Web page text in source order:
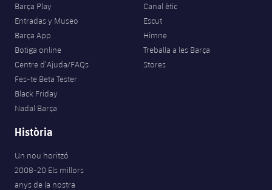
Barça Play
Entradas y Museo
Barça App
Botiga online
Centre d’Ajuda/FAQs
Fes-te Beta Tester
Black Friday
Nadal Barça
Canal ètic
Escut
Himne
Treballa a les Barça
Stores
Història
Un nou horitzó
2008-20 Els millors
anys de la nostra